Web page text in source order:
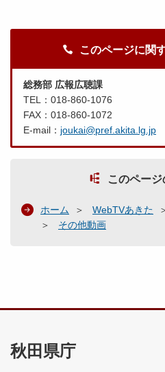
このページに関
総務部 広報広聴課
TEL：018-860-1076
FAX：018-860-1072
E-mail： joukai@pref.akita.lg.jp
このペー
ホーム WebTVあきた
その他動画
秋田県庁